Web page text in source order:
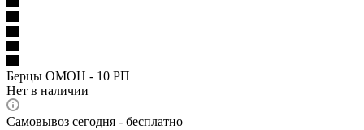
Берцы ОМОН - 10 РП
Нет в наличии
Самовывоз сегодня - бесплатно